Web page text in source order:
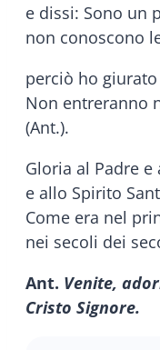
e dissi: Sono un
non conoscono
perciò ho
Non entreranno
(Ant.).
Gloria al Padre e
e allo Spirito
Come era nel
nei secoli dei
Ant. Venite,
Cristo Signore.